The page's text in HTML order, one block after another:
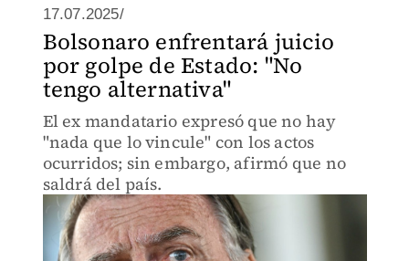
17.07.2025/
Bolsonaro enfrentará juicio
por golpe de Estado: "No
tengo alternativa"
El ex mandatario expresó que no hay
"nada que lo vincule" con los actos
ocurridos; sin embargo, afirmó que no
saldrá del país.